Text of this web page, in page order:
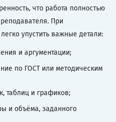
что работа полностью
При
упустить важные детали:
и аргументации;
по ГОСТ или методическим
таблиц и графиков;
и объёма, заданного